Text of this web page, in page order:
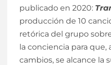
publicado en 2020:
producción de 10
retórica del grupo
la conciencia para que,
cambios, se alcance la